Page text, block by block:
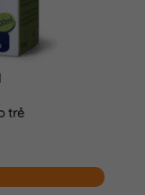
trẻ